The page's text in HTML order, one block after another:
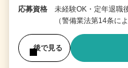
応募資格
未経験OK・定年退職
（警備業法第14条
後で見る